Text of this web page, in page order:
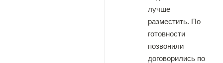
лучше
разместить. По
готовности
позвонили
договорились по